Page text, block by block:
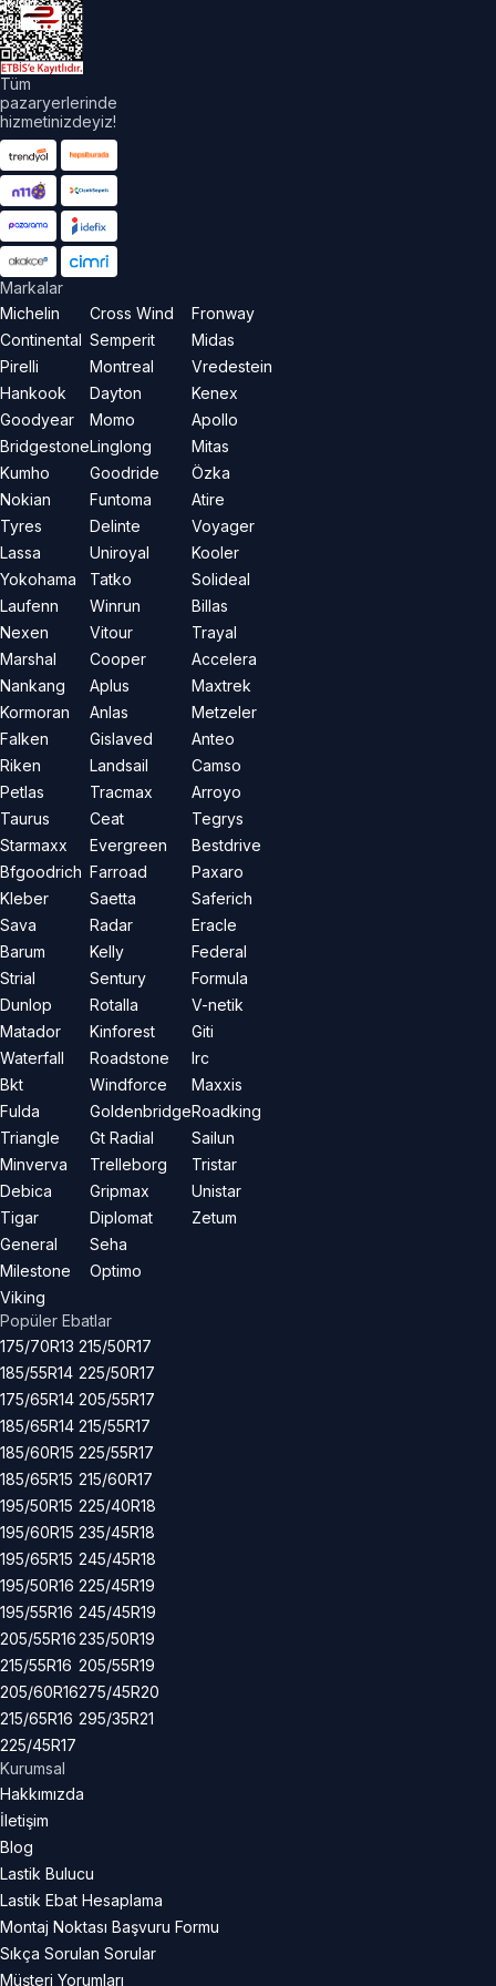
Tüm
pazaryerlerinde
hizmetinizdeyiz!
Markalar
Michelin
Continental
Pirelli
Hankook
Goodyear
Bridgestone
Kumho
Nokian
Tyres
Lassa
Yokohama
Laufenn
Nexen
Marshal
Nankang
Kormoran
Falken
Riken
Petlas
Taurus
Starmaxx
Bfgoodrich
Kleber
Sava
Barum
Strial
Dunlop
Matador
Waterfall
Bkt
Fulda
Triangle
Minverva
Debica
Tigar
General
Milestone
Viking
Cross Wind
Semperit
Montreal
Dayton
Momo
Linglong
Goodride
Funtoma
Delinte
Uniroyal
Tatko
Winrun
Vitour
Cooper
Aplus
Anlas
Gislaved
Landsail
Tracmax
Ceat
Evergreen
Farroad
Saetta
Radar
Kelly
Sentury
Rotalla
Kinforest
Roadstone
Windforce
Goldenbridge
Gt Radial
Trelleborg
Gripmax
Diplomat
Seha
Optimo
Fronway
Midas
Vredestein
Kenex
Apollo
Mitas
Özka
Atire
Voyager
Kooler
Solideal
Billas
Trayal
Accelera
Maxtrek
Metzeler
Anteo
Camso
Arroyo
Tegrys
Bestdrive
Paxaro
Saferich
Eracle
Federal
Formula
V-netik
Giti
Irc
Maxxis
Roadking
Sailun
Tristar
Unistar
Zetum
Popüler Ebatlar
175/70R13
185/55R14
175/65R14
185/65R14
185/60R15
185/65R15
195/50R15
195/60R15
195/65R15
195/50R16
195/55R16
205/55R16
215/55R16
205/60R16
215/65R16
225/45R17
215/50R17
225/50R17
205/55R17
215/55R17
225/55R17
215/60R17
225/40R18
235/45R18
245/45R18
225/45R19
245/45R19
235/50R19
205/55R19
275/45R20
295/35R21
Kurumsal
Hakkımızda
İletişim
Blog
Lastik Bulucu
Lastik Ebat Hesaplama
Montaj Noktası Başvuru Formu
Sıkça Sorulan Sorular
Müşteri Yorumları